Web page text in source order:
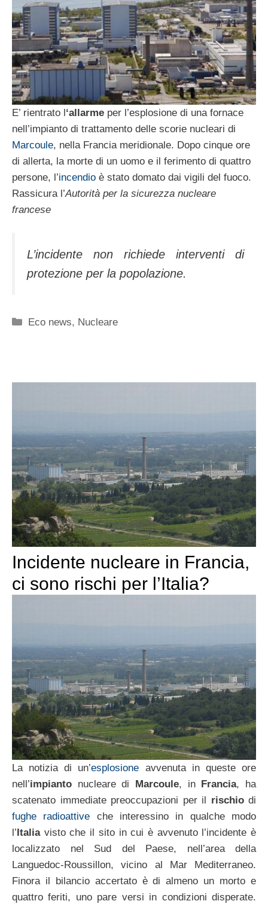
E’ rientrato l‘allarme per l’esplosione di una fornace
nell’impianto di trattamento delle scorie nucleari di
Marcoule, nella Francia meridionale. Dopo cinque ore
di allerta, la morte di un uomo e il ferimento di quattro
persone, l’incendio è stato domato dai vigili del fuoco.
Rassicura l’Autorità per la sicurezza nucleare
francese
L’incidente non richiede interventi di
protezione per la popolazione.
Categorie
Eco news, Nucleare
Incidente nucleare in Francia,
ci sono rischi per l’Italia?
La notizia di un’esplosione avvenuta in queste ore
nell’impianto nucleare di Marcoule, in Francia, ha
scatenato immediate preoccupazioni per il rischiodi
fughe radioattive che interessino in qualche modo
l’ Italiavisto che il sito in cui è avvenuto l’incidente è
localizzato nel Sud del Paese, nell’area della
Languedoc-Roussillon, vicino al Mar Mediterraneo.
Finora il bilancio accertato è di almeno un morto e
quattro feriti, uno pare versi in condizioni disperate.